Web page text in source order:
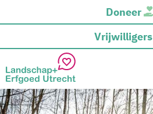
Doneer
Vrijwilligers